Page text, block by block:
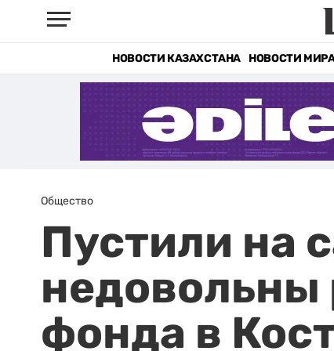
НОВОСТИ КАЗАХСТАНА НОВОСТИ
Общество
Пустили на
недовольны
фонда в